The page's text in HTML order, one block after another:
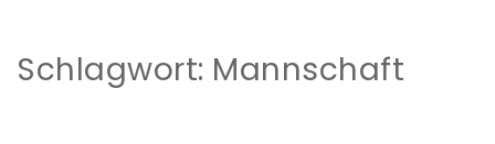
Schlagwort: Mannschaft